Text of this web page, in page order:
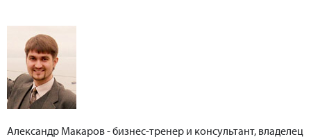
Александр Макаров - бизнес-тренер и консультант, владелец